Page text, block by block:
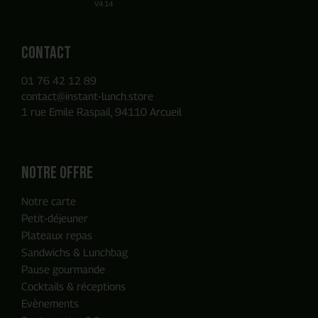
V4.14
Contact
01 76 42 12 89
contact@instant-lunch.store
1 rue Emile Raspail, 94110 Arcueil
Notre offre
Notre carte
Petit-déjeuner
Plateaux repas
Sandwichs & Lunchbag
Pause gourmande
Cocktails & réceptions
Evènements